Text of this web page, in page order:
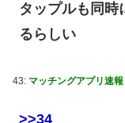
タップルも同時
るらしい
43: マッチングアプリ速報
>>34